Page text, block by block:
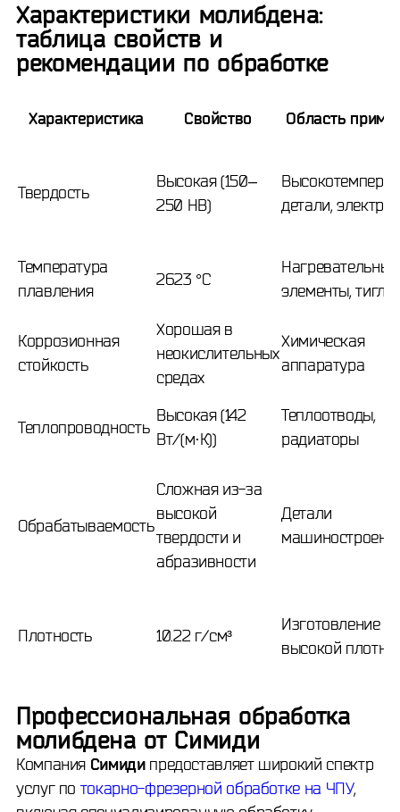
Характеристики молибдена:
таблица свойств и
рекомендации по обработке
Характеристика Свойство Область
Твердость
Высокая (150–
250 HB)
детали,
Температура
плавления
2623 °C
Нагревательные
элементы, тигли
Коррозионная
стойкость
Хорошая в
неокислительных
средах
Химическая
аппаратура
Теплопроводность
Высокая (142
Вт/(м·К))
Теплоотводы,
радиаторы
Обрабатываемость
Сложная из-за
высокой
твердости и
абразивности
Детали
Плотность 10.22 г/см³
Изготовление
высокой
Профессиональная обработка
молибдена от Симиди
Компания Симидипредоставляет широкий спектр
услуг по токарно-фрезерной обработке на ЧПУ,